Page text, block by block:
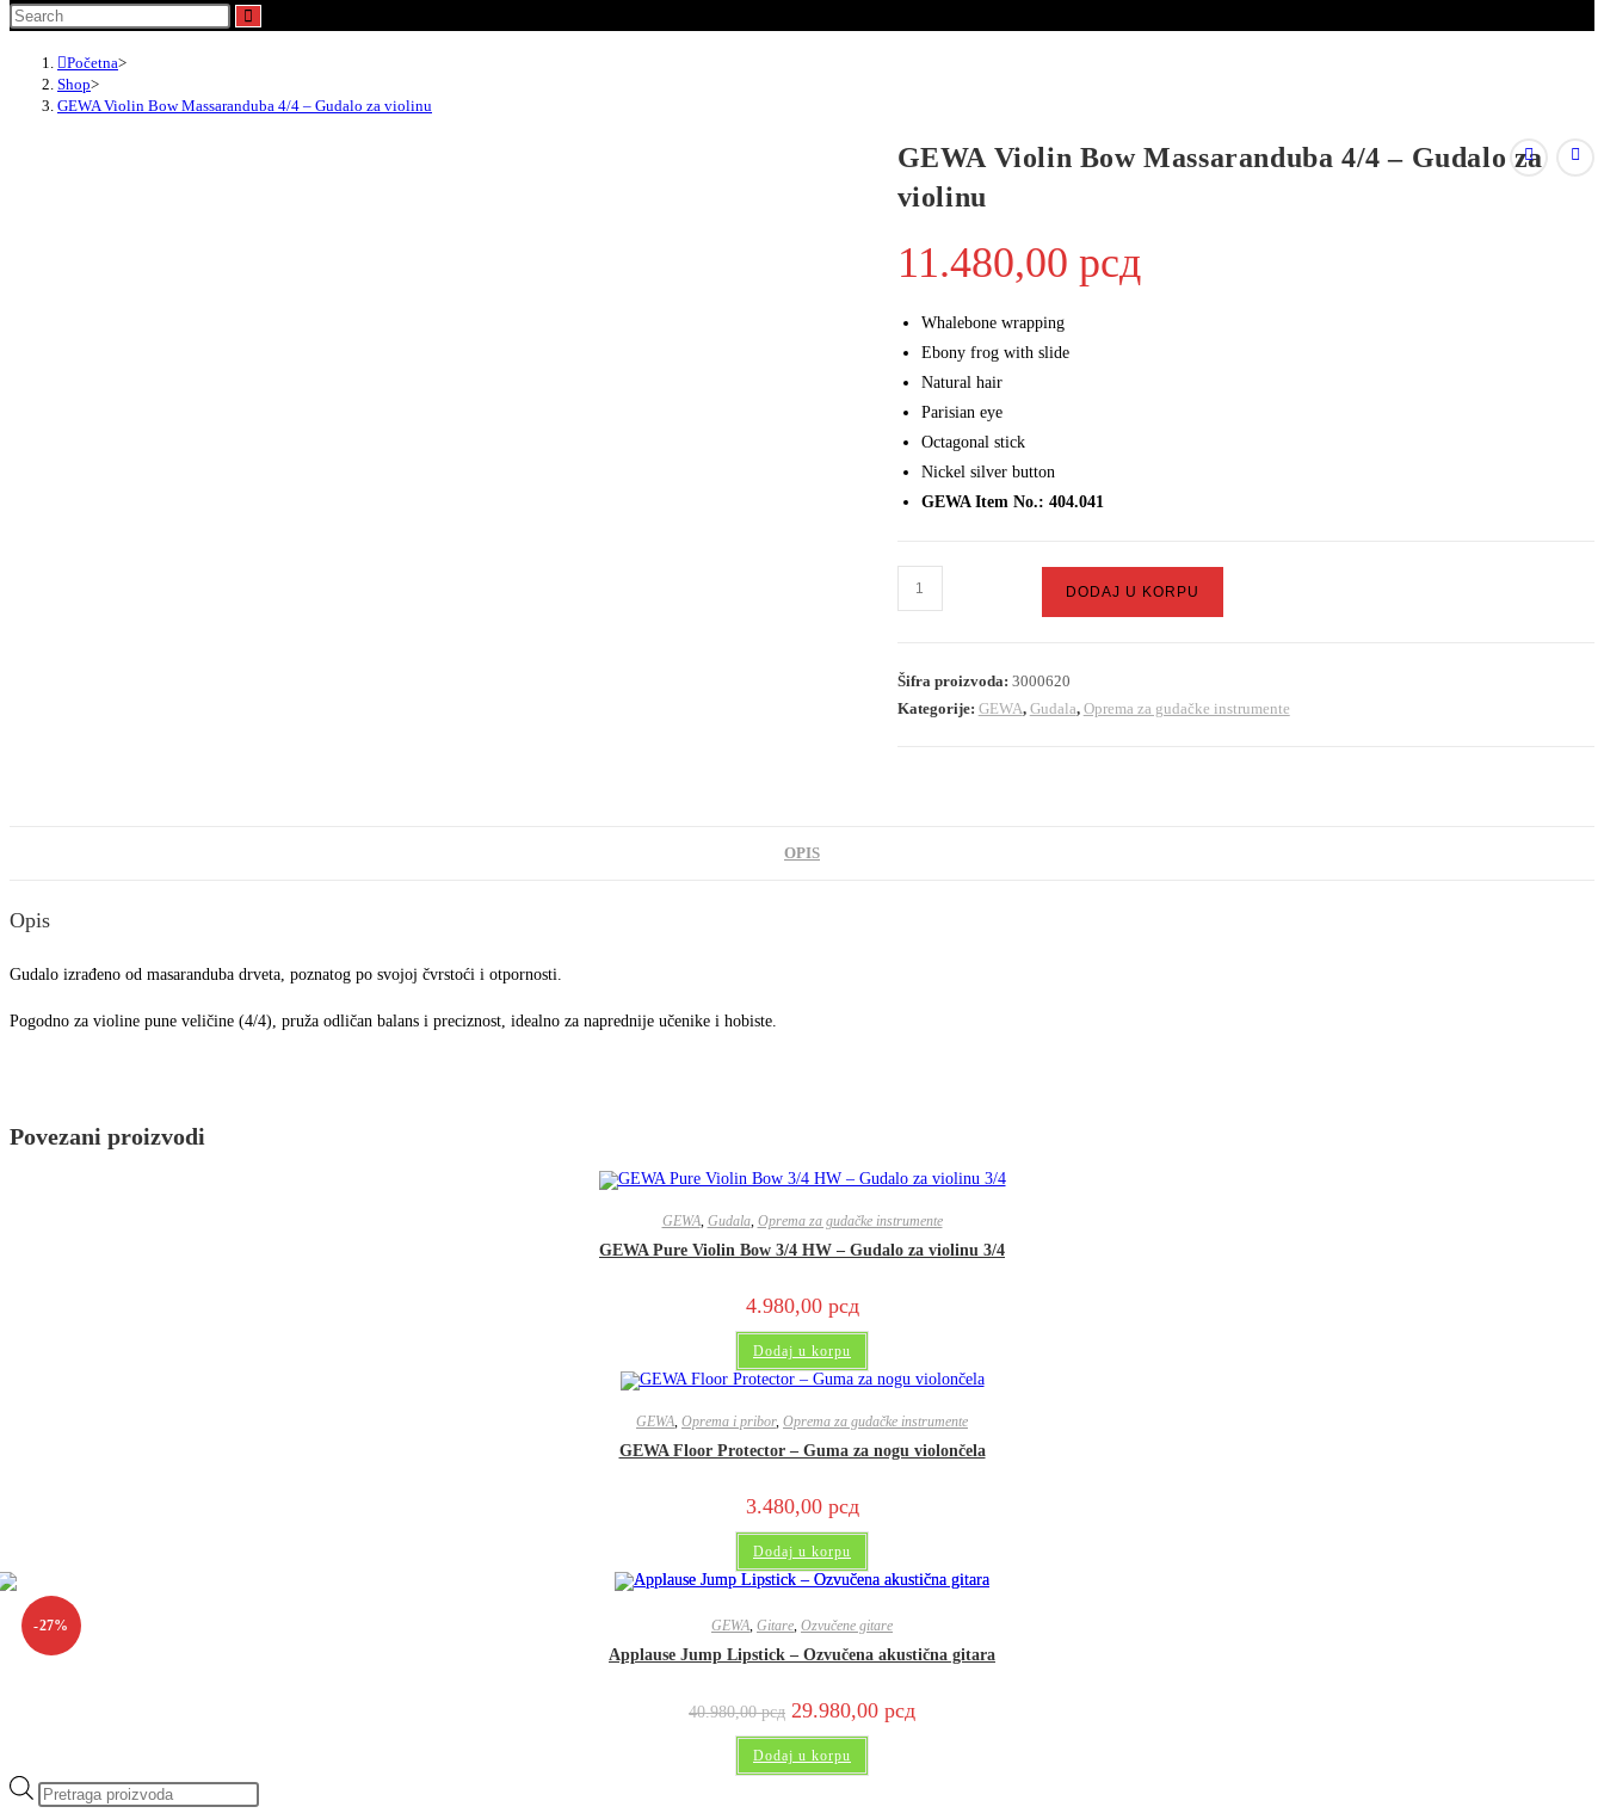
Početna>
Shop>
GEWA Violin Bow Massaranduba 4/4 – Gudalo za violinu
GEWA Violin Bow Massaranduba 4/4 – Gudalo za
violinu
11.480,00 рсд
Whalebone wrapping
Ebony frog with slide
Natural hair
Parisian eye
Octagonal stick
Nickel silver button
GEWA Item No.: 404.041
DODAJ U KORPU
Šifra proizvoda: 3000620
Kategorije: GEWA, Gudala, Oprema za gudačke instrumente
OPIS
Opis
Gudalo izrađeno od masaranduba drveta, poznatog po svojoj čvrstoći i otpornosti.
Pogodno za violine pune veličine (4/4), pruža odličan balans i preciznost, idealno za naprednije učenike i hobiste.
Povezani proizvodi
GEWA, Gudala, Oprema za gudačke instrumente
GEWA Pure Violin Bow 3/4 HW – Gudalo za violinu 3/4
4.980,00 рсд
Dodaj u korpu
GEWA, Oprema i pribor, Oprema za gudačke instrumente
GEWA Floor Protector – Guma za nogu violončela
3.480,00 рсд
Dodaj u korpu
-27% GEWA, Gitare, Ozvučene gitare
Applause Jump Lipstick – Ozvučena akustična gitara
40.980,00рсд 29.980,00 рсд
Dodaj u korpu